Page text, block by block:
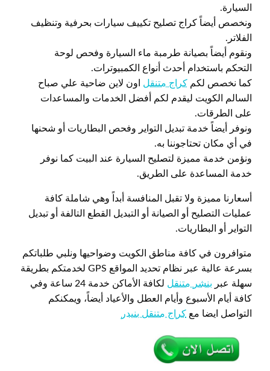
السيارة.
ونخصص أيضاً كراج تصليح تكييف سيارات بحرفية وتنظيف
الفلاتر.
ونقوم أيضاً بصيانة طرمبة ماء السيارة وفحص لوحة
التحكم باستخدام أحدث أنواع الكمبيوترات.
كما نخصص لكم كراج متنقل اون لاين ضاحية علي صباح
السالم الكويت ليقدم لكم أفضل الخدمات والمساعدات
على الطرقات.
ونوفر أيضاً خدمة تبديل التواير وفحص البطاريات أو شحنها
في أي مكان تحتاجوننا به.
ونؤمن خدمة مميزة لتصليح السيارة عند البيت كما نوفر
خدمة المساعدة على الطريق.
أسعارنا مميزة ولا تقبل المنافسة أبداً وهي شاملة كافة
عمليات التصليح أو الصيانة أو التبديل القطع التالفة أو تبديل
التواير أو البطاريات.
متوافرون في كافة مناطق الكويت وضواحيها ونلبي طلباتكم
بسرعة عالية عبر نظام تحديد المواقع GPS لخدمتكم بطريقة
سهلة عبر بنشر متنقل
لكافة الأماكن خدمة 24 ساعة وفي
كافة أيام الأسبوع وأيام العطل والأعياد أيضاً، ويمكنكم
التواصل ايضا مع كراج متنقل بنيدر